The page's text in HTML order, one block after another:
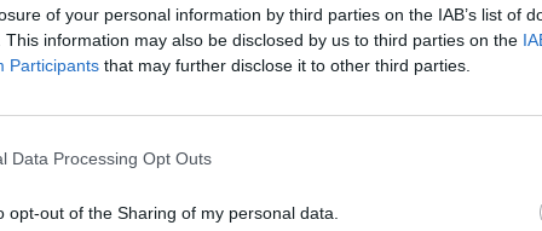
of your personal information by third parties on the IAB’s list of
This information may also be disclosed by us to third parties on the
Participants that may further disclose it to other third parties.
Data Processing Opt Outs
opt-out of the Sharing of my personal data.
gyvena, kad atsimintų jo pirmines spalvas. Ir
yra autentika. Kas būtų, jei visi paveldą bandytume